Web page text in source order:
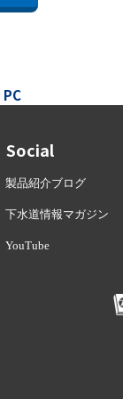
PC
Social
製品紹介ブログ
下水道情報マガジン
YouTube